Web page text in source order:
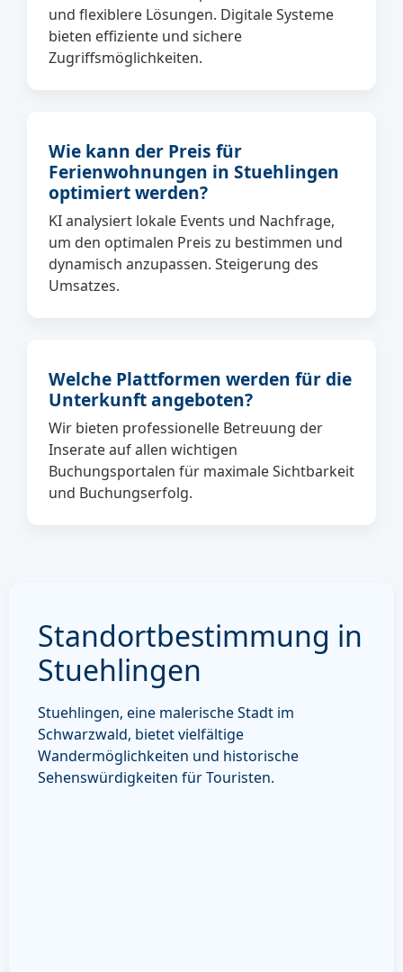
und flexiblere Lösungen. Digitale Systeme
bieten effiziente und sichere
Zugriffsmöglichkeiten.
Wie kann der Preis für
Ferienwohnungen in Stuehlingen
optimiert werden?
KI analysiert lokale Events und Nachfrage,
um den optimalen Preis zu bestimmen und
dynamisch anzupassen. Steigerung des
Umsatzes.
Welche Plattformen werden für die
Unterkunft angeboten?
Wir bieten professionelle Betreuung der
Inserate auf allen wichtigen
Buchungsportalen für maximale Sichtbarkeit
und Buchungserfolg.
Standortbestimmung in
Stuehlingen
Stuehlingen, eine malerische Stadt im
Schwarzwald, bietet vielfältige
Wandermöglichkeiten und historische
Sehenswürdigkeiten für Touristen.